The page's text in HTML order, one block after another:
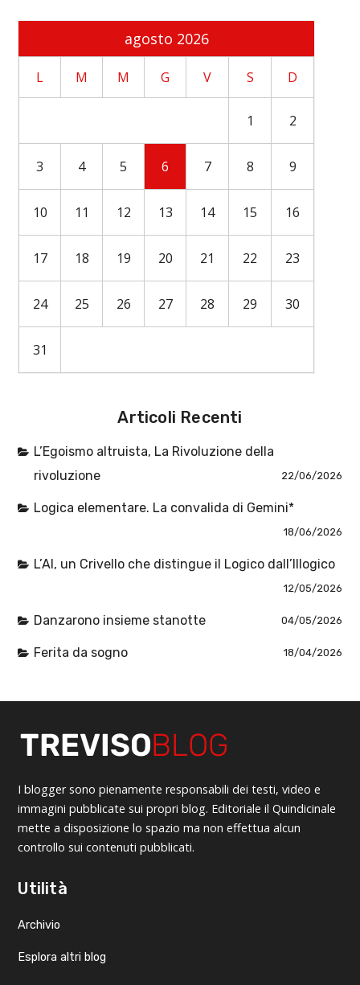
agosto 2026
L M M G V S D
1 2
3 4 5 6 7 8 9
10 11 12 13 14 15 16
17 18 19 20 21 22 23
24 25 26 27 28 29 30
31
Articoli Recenti
L’Egoismo altruista, La Rivoluzione della
rivoluzione
22/06/2026
Logica elementare. La convalida di Gemini*
18/06/2026
L’AI, un Crivello che distingue il Logico dall’Illogico
12/05/2026
Danzarono insieme stanotte 04/05/2026
Ferita da sogno 18/04/2026
I blogger sono pienamente responsabili dei testi, video e
immagini pubblicate sui propri blog. Editoriale il Quindicinale
mette a disposizione lo spazio ma non effettua alcun
controllo sui contenuti pubblicati.
Utilità
Archivio
Esplora altri blog